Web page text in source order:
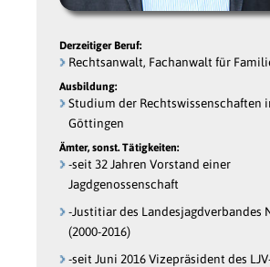
Derzeitiger Beruf:
Rechtsanwalt, Fachanwalt für
Ausbildung:
Studium der Rechtswissenschaften
Göttingen
Ämter, sonst. Tätigkeiten:
-seit 32 Jahren Vorstand einer
Jagdgenossenschaft
-Justitiar des Landesjagdverbandes
(2000-2016)
-seit Juni 2016 Vizepräsident des